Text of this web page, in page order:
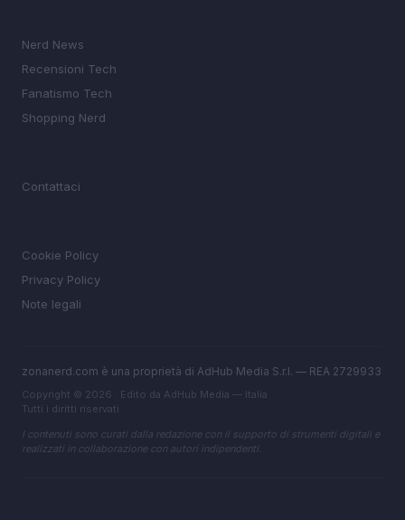
Nerd News
Recensioni Tech
Fanatismo Tech
Shopping Nerd
Contattaci
Cookie Policy
Privacy Policy
Note legali
zonanerd.com è una proprietà di AdHub Media S.r.l. — REA 2729933
Copyright © 2026 · Edito da AdHub Media — Italia
Tutti i diritti riservati
I contenuti sono curati dalla redazione con il supporto di strumenti digitali e
realizzati in collaborazione con autori indipendenti.